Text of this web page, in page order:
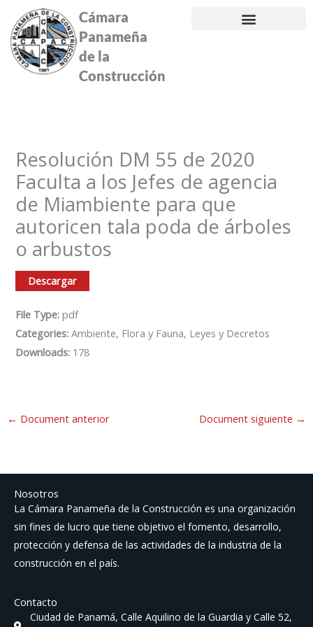
contenido
Cámara
Panameña
de la
Construcción
Resolución DM 55 de 2020
Faculta a los Jefes de agencia
de Miambiente para que
autoricen tala poda de árboles
o arbustos
Descargar
File Type:pdf
Categories:Ambiente, Flora y Fauna, Leyes y Decretos
Downloads: 178
← Document anterior Document siguiente →
Nosotros
La Cámara Panameña de la Construcción es una organización
sin fines de lucro que tiene objetivo el fomento, desarrollo,
protección y defensa de las actividades de la industria de la
construcción en el país.
Contacto
Ciudad de Panamá, Calle Aquilino de la Guardia y Calle 52,